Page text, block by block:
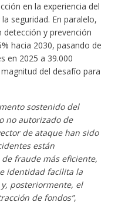
en la experiencia del
seguridad. En paralelo,
detección y prevención
hacia 2030, pasando de
en 2025 a 39.000
del desafío para
sostenido del
no autorizado de
de ataque han sido
están
fraude más eficiente,
identidad facilita la
posteriormente, el
de fondos”,